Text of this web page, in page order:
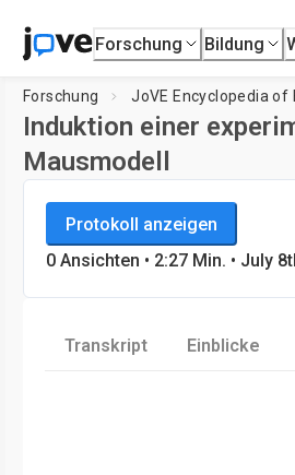
Forschung Bildung
Forschung JoVE Encyclopedia of
Induktion einer
Mausmodell
JoVE Encyclopedia of
Neurowissenschaften
Protokoll anzeigen
0 Ansichten • 2:27 Min. • July
Transkript Einblicke